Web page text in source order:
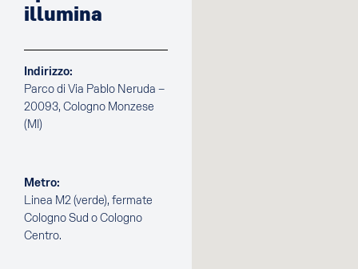
illumina
Indirizzo:
Parco di Via Pablo Neruda –
20093, Cologno Monzese
(MI)
Metro:
Linea M2 (verde), fermate
Cologno Sud o Cologno
Centro.